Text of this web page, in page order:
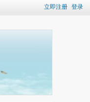
立即注册 登录